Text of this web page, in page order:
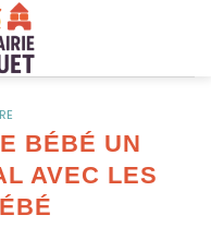
BÉBÉ UN
AVEC LES